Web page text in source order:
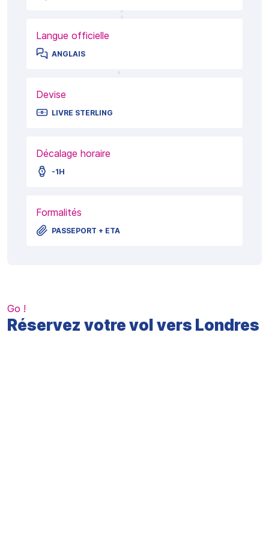
Langue officielle
ANGLAIS
Devise
LIVRE STERLING
Décalage horaire
-1H
Formalités
PASSEPORT + ETA
Go !
Réservez votre vol vers Londres